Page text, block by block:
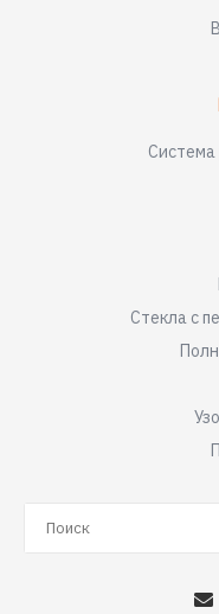
Стекла с